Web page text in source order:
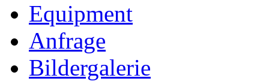
Equipment
Anfrage
Bildergalerie